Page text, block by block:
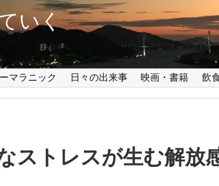
いく
マラニック 日々の出来事 映画・書籍 飲
ストレスが生む解放